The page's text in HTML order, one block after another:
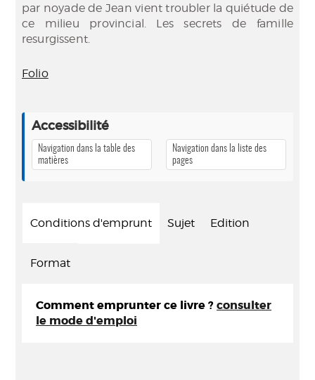
par noyade de Jean vient troubler la quiétude de
ce milieu provincial. Les secrets de famille
resurgissent.
Folio
Accessibilité
Navigation dans la table des
matières
Navigation dans la liste des
pages
Conditions d'emprunt Sujet Edition
Format
Comment emprunter ce livre ? consulter
le mode d'emploi